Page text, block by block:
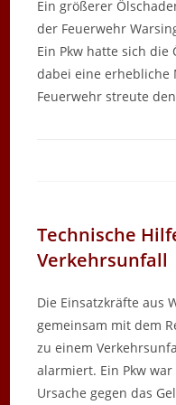
Ein größerer
der Feuerwehr
Ein Pkw hatte sich
dabei eine erhebliche
Feuerwehr streute
Technische
Verkehrsunfall
Die Einsatzkräfte aus
gemeinsam mit dem
zu einem
alarmiert. Ein Pkw
Ursache gegen das